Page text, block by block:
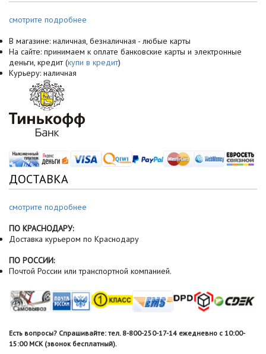
смотрите подробнее
В магазине: наличная, безналичная - любые карты
На сайте: принимаем к оплате банковские карты и электронные
деньги, кредит (купи в кредит)
Курьеру: наличная
ДОСТАВКА
смотрите подробнее
ПО КРАСНОДАРУ:
Доставка курьером по Краснодару
ПО РОССИИ:
Почтой России или транспортной компанией.
Есть вопросы? Спрашивайте: тел. 8-800-250-17-14 ежедневно с 10:00-
15:00 МСК (звонок бесплатный).